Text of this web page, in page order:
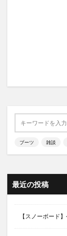
ブーツ 雑談
最近の投稿
【スノーボード